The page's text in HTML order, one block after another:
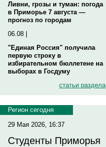
Ливни, грозы и туман: погода
в Приморье 7 августа —
прогноз по городам
06.08 |
"Единая Россия" получила
первую строку в
избирательном бюллетене на
выборах в Госдуму
статьи раздела
Регион сегодня
29 Мая 2026, 16:37
Студенты Приморья